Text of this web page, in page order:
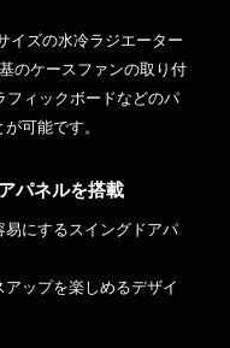
イズの水冷ラジエーター
のケースファンの取り付
フィックボードなどのパ
可能です。
パネルを搭載
にするスイングドアパ
ップを楽しめるデザイ